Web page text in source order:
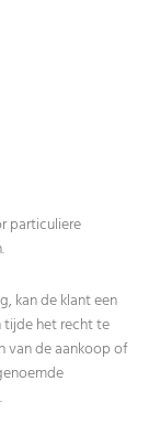
particuliere
kan de klant een
tijde het recht te
van de aankoop of